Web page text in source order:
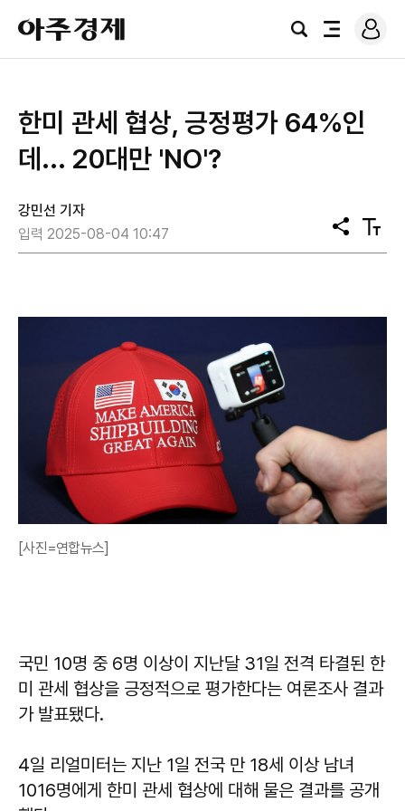
아
주
경
검
전
로
그
한미 관세 협상, 긍정평가 64%인
데... 20대만 'NO'?
강민선 기자
입력 2025-08-04 10:47
공
유
텍
스
[사진=연합뉴스]
국민 10명 중 6명 이상이 지난달 31일 전격 타결된 한
미 관세 협상을 긍정적으로 평가한다는 여론조사 결과
가 발표됐다.
4일 리얼미터는 지난 1일 전국 만 18세 이상 남녀
1016명에게 한미 관세 협상에 대해 물은 결과를 공개